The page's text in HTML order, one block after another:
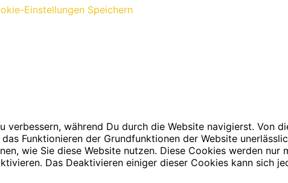
Einstellungen Speichern
während Du durch die Website navigierst. Von
Funktionieren der Grundfunktionen der Website
wie Sie diese Website nutzen. Diese Cookies werden nur
Das Deaktivieren einiger dieser Cookies kann sich